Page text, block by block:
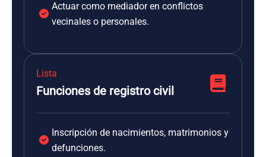
Actuar como mediador en conflictos
vecinales o personales.
Lista
Funciones de registro civil
Inscripción de nacimientos, matrimonios y
defunciones.